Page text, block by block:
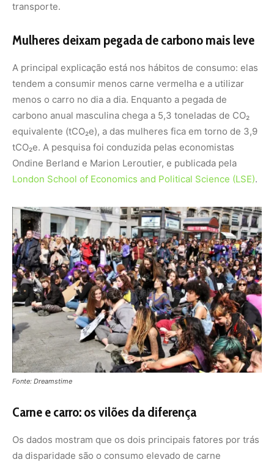
transporte.
Mulheres deixam pegada de carbono mais leve
A principal explicação está nos hábitos de consumo: elas
tendem a consumir menos carne vermelha e a utilizar
menos o carro no dia a dia. Enquanto a pegada de
carbono anual masculina chega a 5,3 toneladas de CO₂
equivalente (tCO₂e), a das mulheres fica em torno de 3,9
tCO₂e. A pesquisa foi conduzida pelas economistas
Ondine Berland e Marion Leroutier, e publicada pela
London School of Economics and Political Science (LSE).
Fonte: Dreamstime
Carne e carro: os vilões da diferença
Os dados mostram que os dois principais fatores por trás
da disparidade são o consumo elevado de carne